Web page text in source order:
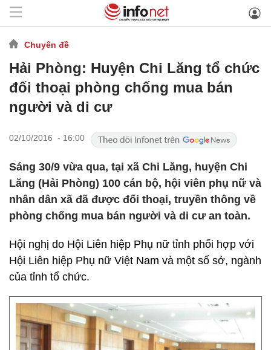
Chuyên đề
Hải Phòng: Huyện Chi Lăng tổ chức
đối thoại phòng chống mua bán
người và di cư
02/10/2016 - 16:00
Sáng 30/9 vừa qua, tại xã Chi Lăng, huyện Chi
Lăng (Hải Phòng) 100 cán bộ, hội viên phụ nữ và
nhân dân xã đã được đối thoại, truyền thông về
phòng chống mua bán người và di cư an toàn.
Hội nghị do Hội Liên hiệp Phụ nữ tỉnh phối hợp với
Hội Liên hiệp Phụ nữ Việt Nam và một số sở, ngành
của tỉnh tổ chức.